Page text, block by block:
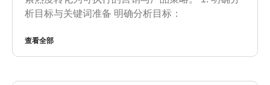
析目标与关键词准备 明确分析目标：
查看全部